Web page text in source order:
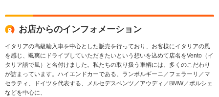
書
エアロ
ツシート/スタ
お店からのインフォメーション
イタリアの高級輸入車を中心とした販売を行っており、お客様にイタリアの風
を感じ、颯爽にドライブしていただきたいという想いを込めて店名をVento（イ
タリア語で風）と名付けました。私たちの取り扱う車輌には、多くのこだわり
が詰まっています。ハイエンドカーである、ランボルギーニ／フェラーリ／マ
セラティ、ドイツを代表する、メルセデスベンツ／アウディ／BMW／ポルシェ
などを中心に、